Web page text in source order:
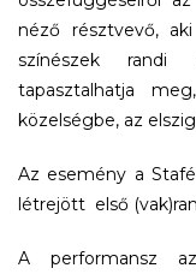
néző résztvevő,
színészek randi
tapasztalhatja
közelségbe, az
Az esemény a
létrejött első
A performansz